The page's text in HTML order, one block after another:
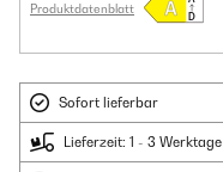
Produktdatenblatt
Sofort lieferbar
Lieferzeit: 1 - 3 Werktage